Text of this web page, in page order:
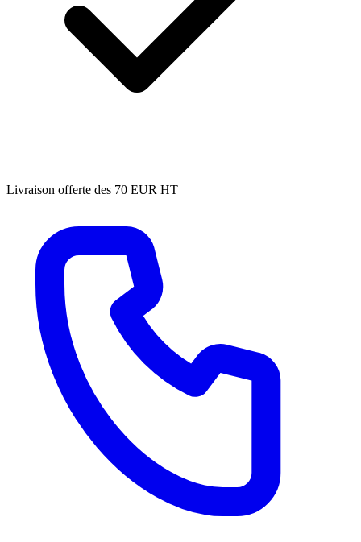
Livraison offerte des 70 EUR HT